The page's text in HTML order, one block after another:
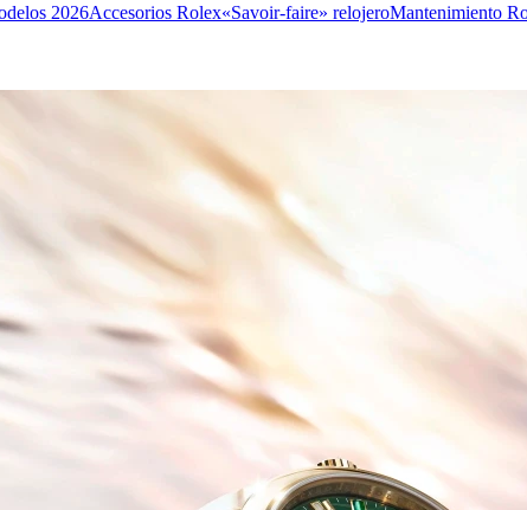
2026Accesorios Rolex«Savoir-faire» relojeroMantenimiento